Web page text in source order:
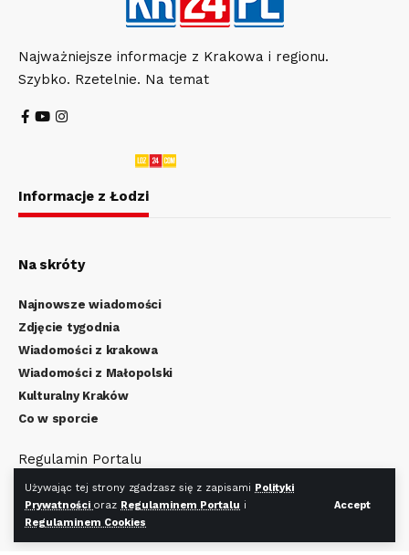
Używając tej strony zgadzasz się z zapisami Polityki
Prywatności oraz Regulaminem Portalu i
Regulaminem Cookies
Accept
Najważniejsze informacje z Krakowa i regionu.
Szybko. Rzetelnie. Na temat
Informacje z Łodzi
Na skróty
Najnowsze wiadomości
Zdjęcie tygodnia
Wiadomości z krakowa
Wiadomości z Małopolski
Kulturalny Kraków
Co w sporcie
Regulamin Portalu
Polityka Prywatności
Regulamin Cookies